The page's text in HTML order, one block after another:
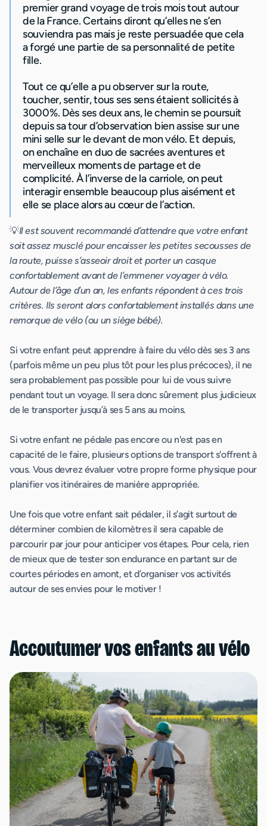
premier grand voyage de trois mois tout autour
de la France. Certains diront qu’elles ne s’en
souviendra pas mais je reste persuadée que cela
a forgé une partie de sa personnalité de petite
fille.
Tout ce qu’elle a pu observer sur la route,
toucher, sentir, tous ses sens étaient sollicités à
3000%. Dès ses deux ans, le chemin se poursuit
depuis sa tour d’observation bien assise sur une
mini selle sur le devant de mon vélo. Et depuis,
on enchaîne en duo de sacrées aventures et
merveilleux moments de partage et de
complicité. À l’inverse de la carriole, on peut
interagir ensemble beaucoup plus aisément et
elle se place alors au cœur de l’action.
💡Il est souvent recommandé d’attendre que votre enfant
soit assez musclé pour encaisser les petites secousses de
la route, puisse s’asseoir droit et porter un casque
confortablement avant de l’emmener voyager à vélo.
Autour de l’âge d’un an, les enfants répondent à ces trois
critères. Ils seront alors confortablement installés dans une
remorque de vélo (ou un siège bébé).
Si votre enfant peut apprendre à faire du vélo dès ses 3 ans
(parfois même un peu plus tôt pour les plus précoces), il ne
sera probablement pas possible pour lui de vous suivre
pendant tout un voyage. Il sera donc sûrement plus judicieux
de le transporter jusqu’à ses 5 ans au moins.
Si votre enfant ne pédale pas encore ou n'est pas en
capacité de le faire, plusieurs options de transport s'offrent à
vous. Vous devrez évaluer votre propre forme physique pour
planifier vos itinéraires de manière appropriée.
Une fois que votre enfant sait pédaler, il s’agit surtout de
déterminer combien de kilomètres il sera capable de
parcourir par jour pour anticiper vos étapes. Pour cela, rien
de mieux que de tester son endurance en partant sur de
courtes périodes en amont, et d’organiser vos activités
autour de ses envies pour le motiver !
Accoutumer vos enfants au vélo